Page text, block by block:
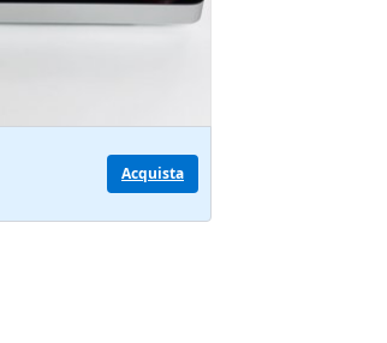
Acquista